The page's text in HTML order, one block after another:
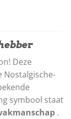
Deze
Nostalgische-
symbool staat
.